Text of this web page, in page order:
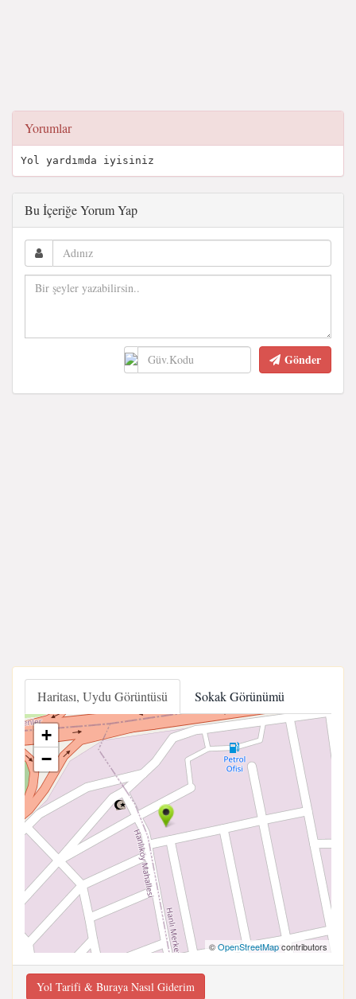
Yorumlar
Yol yardımda iyisiniz
Bu İçeriğe Yorum Yap
Gönder
Haritası, Uydu Görüntüsü Sokak Görünümü
+
−
©OpenStreetMapcontributors
Yol Tarifi & Buraya Nasıl Giderim